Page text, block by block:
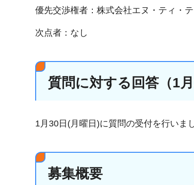
優先交渉権者：株式会社エヌ・ティ・
次点者：なし
質問に対する回答（1月
1月30日(月曜日)に質問の受付を行いま
募集概要